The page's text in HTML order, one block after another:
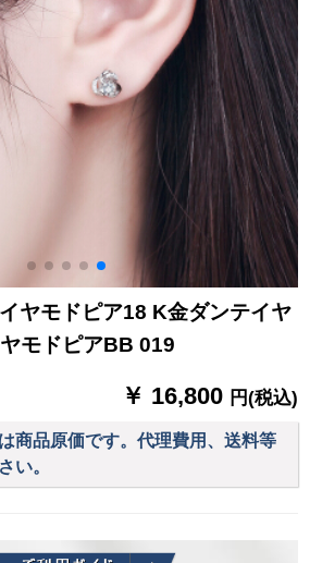
ヤモドピア18 K金ダンテイヤ
モドピアBB 019
￥ 16,800 円(税込)
商品原価です。代理費用、送料等
い。